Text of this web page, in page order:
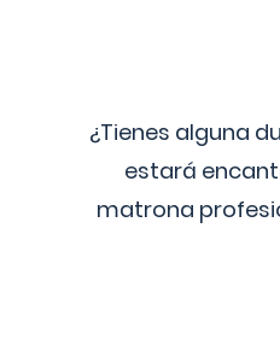
¿Tienes alguna
estará
matrona